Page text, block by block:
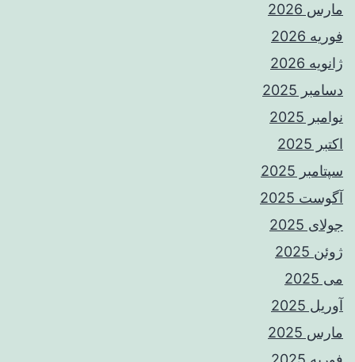
مارس 2026
فوریه 2026
ژانویه 2026
دسامبر 2025
نوامبر 2025
اکتبر 2025
سپتامبر 2025
آگوست 2025
جولای 2025
ژوئن 2025
می 2025
آوریل 2025
مارس 2025